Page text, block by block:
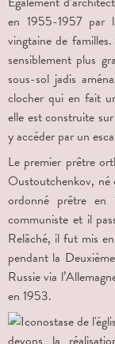
en 1955-1957 par
vingtaine de
sensiblement plus
sous-sol jadis
clocher qui en fait
elle est construite
y accéder par un
Le premier prêtre
Oustoutchenkov, né
ordonné prêtre
communiste et il
Relâché, il fut mis
pendant la
Russie via
en 1953.